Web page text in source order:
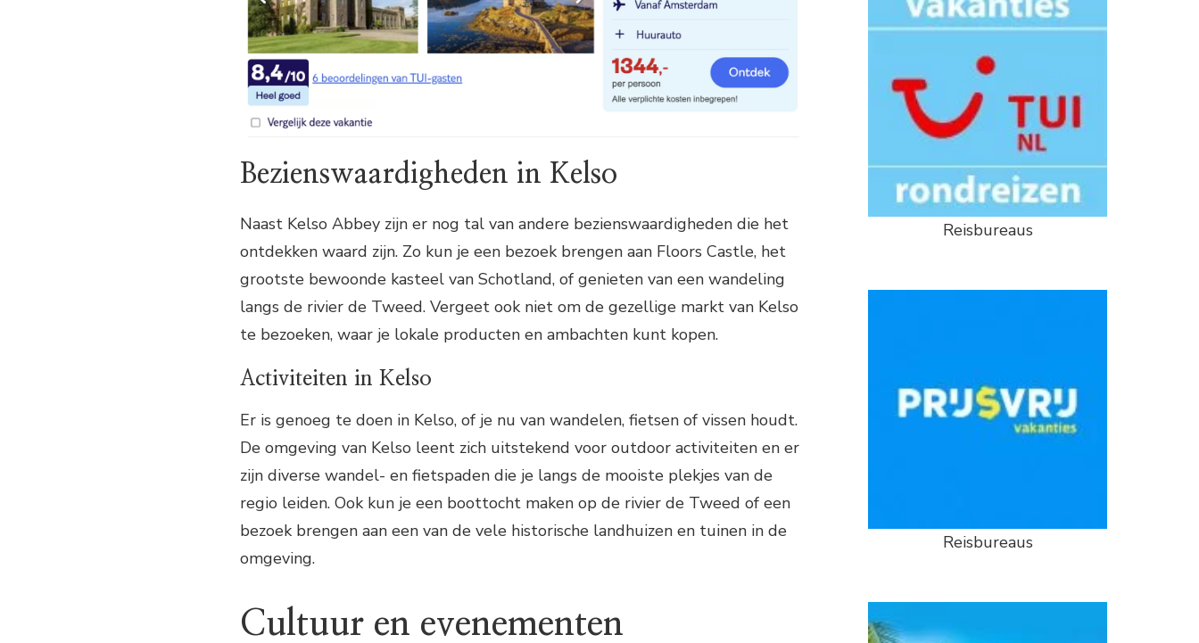
Bezienswaardigheden in Kelso
Naast Kelso Abbey zijn er nog tal van andere bezienswaardigheden die het
ontdekken waard zijn. Zo kun je een bezoek brengen aan Floors Castle, het
grootste bewoonde kasteel van Schotland, of genieten van een wandeling
langs de rivier de Tweed. Vergeet ook niet om de gezellige markt van Kelso
te bezoeken, waar je lokale producten en ambachten kunt kopen.
Activiteiten in Kelso
Er is genoeg te doen in Kelso, of je nu van wandelen, fietsen of vissen houdt.
De omgeving van Kelso leent zich uitstekend voor outdoor activiteiten en er
zijn diverse wandel- en fietspaden die je langs de mooiste plekjes van de
regio leiden. Ook kun je een boottocht maken op de rivier de Tweed of een
bezoek brengen aan een van de vele historische landhuizen en tuinen in de
omgeving.
Cultuur en evenementen
Reisbureaus
Reisbureaus